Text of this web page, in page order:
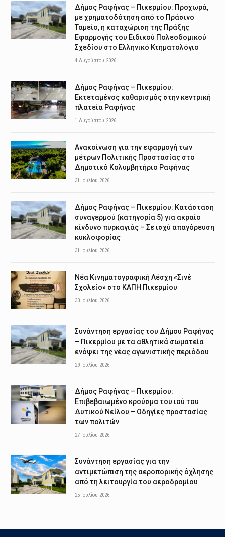
Δήμος Ραφήνας – Πικερμίου: Προχωρά,
με χρηματοδότηση από το Πράσινο
Ταμείο, η καταχώριση της Πράξης
Εφαρμογής του Ειδικού Πολεοδομικού
Σχεδίου στο Ελληνικό Κτηματολόγιο
4 Αυγούστου 2026
Δήμος Ραφήνας – Πικερμίου:
Εκτεταμένος καθαρισμός στην κεντρική
πλατεία Ραφήνας
1 Αυγούστου 2026
Ανακοίνωση για την εφαρμογή των
μέτρων Πολιτικής Προστασίας στο
Δημοτικό Κολυμβητήριο Ραφήνας
31 Ιουλίου 2026
Δήμος Ραφήνας – Πικερμίου: Κατάσταση
συναγερμού (κατηγορία 5) για ακραίο
κίνδυνο πυρκαγιάς – Σε ισχύ απαγόρευση
κυκλοφορίας
31 Ιουλίου 2026
Νέα Κινηματογραφική Λέσχη «Σινέ
Σχολείο» στο ΚΑΠΗ Πικερμίου
30 Ιουλίου 2026
Συνάντηση εργασίας του Δήμου Ραφήνας
– Πικερμίου με τα αθλητικά σωματεία
ενόψει της νέας αγωνιστικής περιόδου
29 Ιουλίου 2026
Δήμος Ραφήνας – Πικερμίου:
Επιβεβαιωμένο κρούσμα του ιού του
Δυτικού Νείλου – Οδηγίες προστασίας
των πολιτών
27 Ιουλίου 2026
Συνάντηση εργασίας για την
αντιμετώπιση της αεροπορικής όχλησης
από τη λειτουργία του αεροδρομίου
25 Ιουλίου 2026